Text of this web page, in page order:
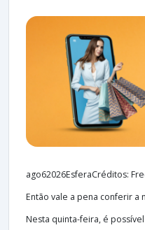
ago62026EsferaCréditos:
Então vale a pena conferir a
Nesta quinta-feira, é